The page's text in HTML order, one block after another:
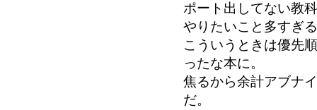
ポート出してない教
やりたいこと多すぎ
こういうときは優先
ったな本に。
焦るから余計アブナ
だ。